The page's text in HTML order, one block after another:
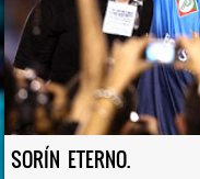
SORÍN ETERNO.